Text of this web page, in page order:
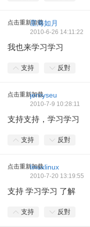
点击重新加载星海如月
2010-6-26 14:11:22
我也来学习学习
支持 反對
点击重新加载jernyseu
2010-7-9 10:28:11
支持支持，学习学习
支持 反對
点击重新加载linuxlinux
2010-7-20 13:19:55
支持 学习学习 了解
支持 反對